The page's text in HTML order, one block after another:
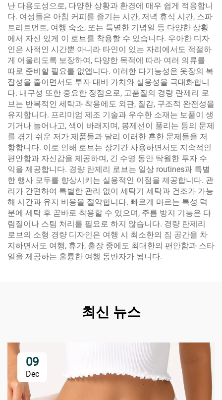
난 다용도성으로, 다양한 상황과 환경에 매우 쉽게 적응합니
다. 여성들은 아침 커피를 즐기는 시간, 저녁 휴식 시간, 스파
트리트먼트, 여행 숙소, 또는 특별한 기념일 등 다양한 상황
에서 자신 있게 이 로브를 착용할 수 있습니다. 우아한 디자
인은 사적인 시간뿐 아니라 타인이 있는 자리에서도 적절하
게 어울리도록 보장하여, 다양한 목적에 따라 여러 의류를
따로 준비할 필요를 없앱니다. 이러한 다기능성은 옷장의 복
잡성을 줄이면서도 투자 대비 가치와 실용성을 극대화합니
다. 내구성 또한 중요한 장점으로, 고품질의 경량 란제리 로
브는 반복적인 세탁과 착용에도 외관, 질감, 구조적 완전성을
유지합니다. 프리미엄 제조 기술과 우수한 소재는 보풀이 생
기거나 늘어나고, 색이 바래지며, 봉제선이 풀리는 등의 문제
를 겪기 쉬운 저가 제품들과 달리 이러한 흔한 문제들을 저
항합니다. 이로 인해 로브는 장기간 사용하면서도 지속적인
편안함과 자신감을 제공하며, 긴 수명 동안 탁월한 투자 수
익을 제공합니다. 경량 란제리 로브는 일상 routines과 특별
한 행사 모두를 향상시키는 실용적인 이점을 제공합니다. 관
리가 간편하여 특별한 관리 없이 세탁기 세탁과 건조가 가능
해 시간과 유지 비용을 절약합니다. 빠르게 마르는 특성 덕
분에 세탁 후 곧바로 착용할 수 있으며, 주름 방지 기능은 다
림질이나 스팀 처리를 필요로 하지 않습니다. 경량 란제리
로브의 소형 경량 디자인은 여행 시 최소한의 짐 공간을 차
지하면서도 여행, 휴가, 출장 중에도 최대한의 편안함과 스타
일을 제공하는 훌륭한 여행 동반자가 됩니다.
최신 뉴스
09
Dec